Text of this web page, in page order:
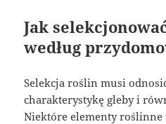
Jak
według
Selekcja roślin musi
charakterystykę gleby i
Niektóre elementy roślinne